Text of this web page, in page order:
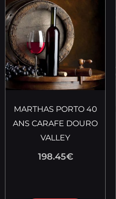
MARTHAS PORTO 40
ANS CARAFE DOURO
VALLEY
198.45€